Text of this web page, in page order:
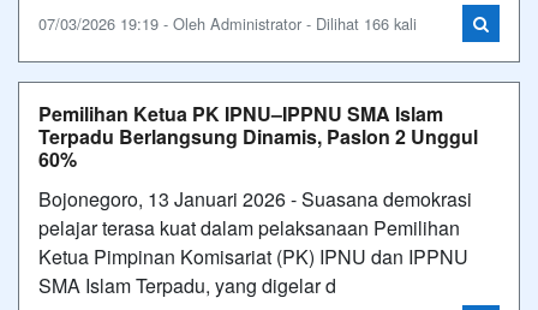
07/03/2026 19:19 - Oleh Administrator - Dilihat 166 kali
Pemilihan Ketua PK IPNU–IPPNU SMA Islam
Terpadu Berlangsung Dinamis, Paslon 2 Unggul
60%
Bojonegoro, 13 Januari 2026 - Suasana demokrasi
pelajar terasa kuat dalam pelaksanaan Pemilihan
Ketua Pimpinan Komisariat (PK) IPNU dan IPPNU
SMA Islam Terpadu, yang digelar d